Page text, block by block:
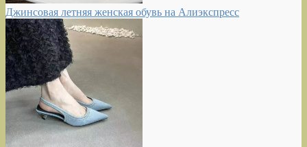
Джинсовая летняя женская обувь на Алиэкспресс